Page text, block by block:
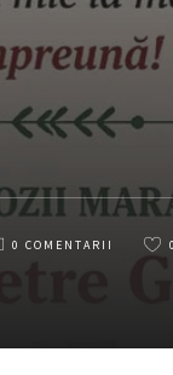
0 COMENTARII 0